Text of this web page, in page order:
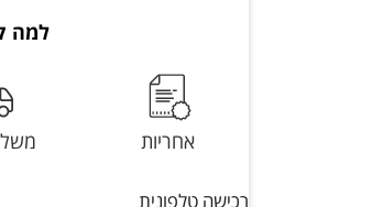
למה
אחריות
רכישה טלפונית